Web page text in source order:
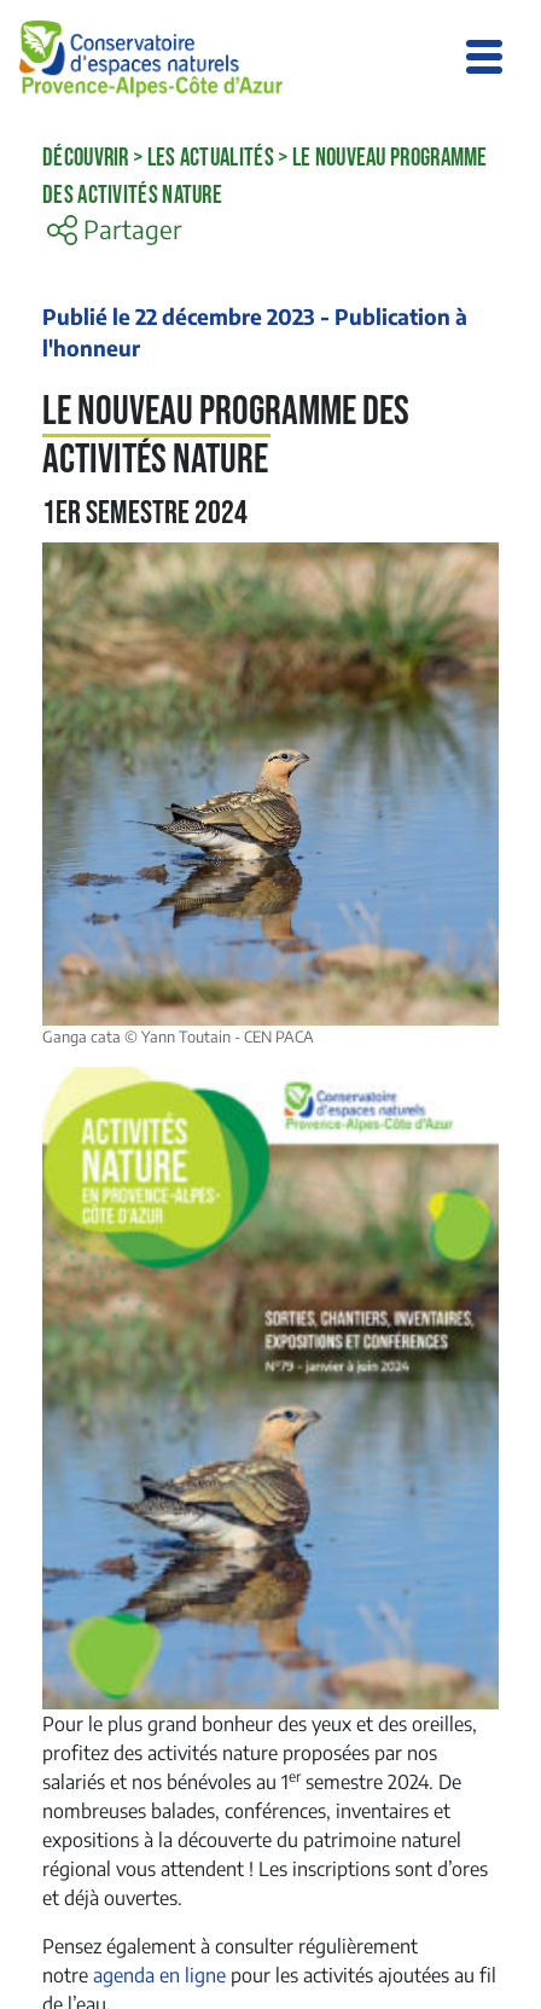
DÉCOUVRIR >LES ACTUALITÉS>LE NOUVEAU PROGRAMME
DES ACTIVITÉS NATURE
Partager
Publié le 22 décembre 2023 - Publication à
l'honneur
Le nouveau programme des
activités nature
1ER SEMESTRE 2024
Ganga cata © Yann Toutain - CEN PACA
Pour le plus grand bonheur des yeux et des oreilles,
profitez des activités nature proposées par nos
salariés et nos bénévoles au 1ersemestre 2024. De
nombreuses balades, conférences, inventaires et
expositions à la découverte du patrimoine naturel
régional vous attendent ! Les inscriptions sont d’ores
et déjà ouvertes.
Pensez également à consulter régulièrement
notre agenda en ligne pour les activités ajoutées au fil
de l’eau.